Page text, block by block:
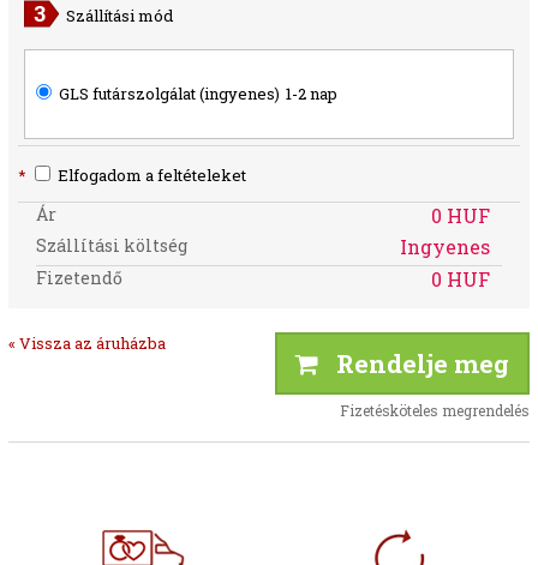
Szállítási mód
GLS futárszolgálat (ingyenes) 1-2 nap
* Elfogadom a feltételeket
Ár 0 HUF
Szállítási költség Ingyenes
Fizetendő 0 HUF
« Vissza az áruházba
Rendelje meg
Fizetésköteles megrendelés